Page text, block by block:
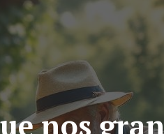
nos